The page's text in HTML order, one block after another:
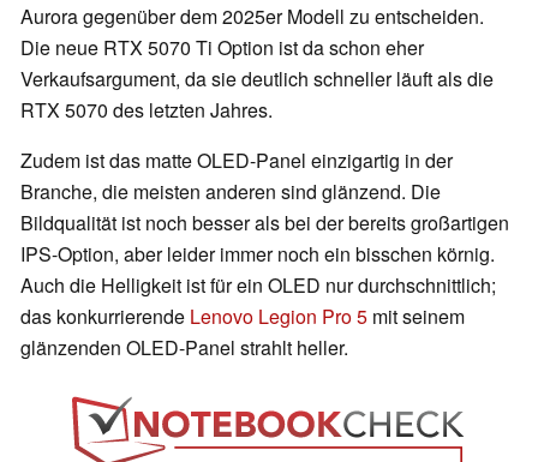
Aurora gegenüber dem 2025er Modell zu entscheiden.
Die neue RTX 5070 Ti Option ist da schon eher
Verkaufsargument, da sie deutlich schneller läuft als die
RTX 5070 des letzten Jahres.
Zudem ist das matte OLED-Panel einzigartig in der
Branche, die meisten anderen sind glänzend. Die
Bildqualität ist noch besser als bei der bereits großartigen
IPS-Option, aber leider immer noch ein bisschen körnig.
Auch die Helligkeit ist für ein OLED nur durchschnittlich;
das konkurrierende Lenovo Legion Pro 5 mit seinem
glänzenden OLED-Panel strahlt heller.